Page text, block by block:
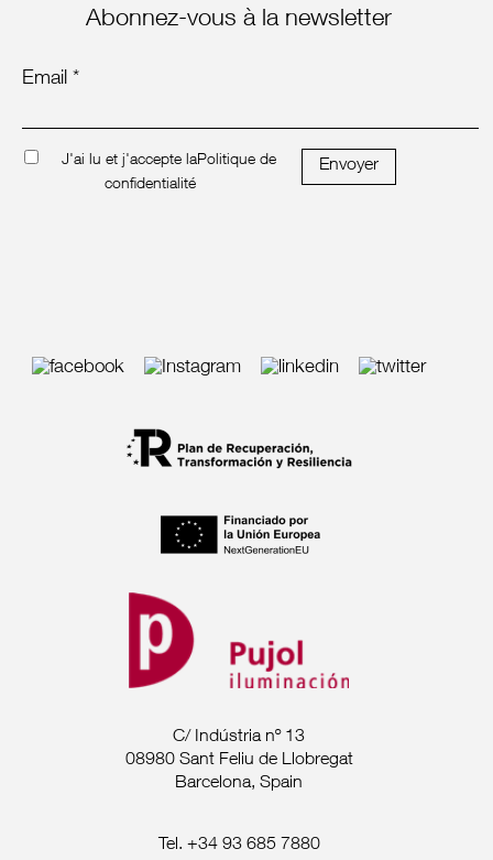
Abonnez-vous à la newsletter
Email *
J'ai lu et j'accepte laPolitique de
confidentialité
Envoyer
C/ Indústria nº 13
08980 Sant Feliu de Llobregat
Barcelona, Spain
Tel. +34 93 685 7880